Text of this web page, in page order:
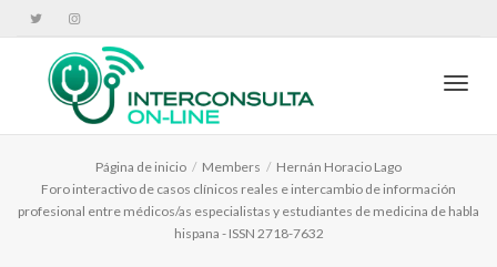
Página de inicio Members
Hernán Horacio Lago
Foro interactivo de casos clínicos reales e intercambio de información
profesional entre médicos/as especialistas y estudiantes de medicina de habla
hispana - ISSN 2718-7632